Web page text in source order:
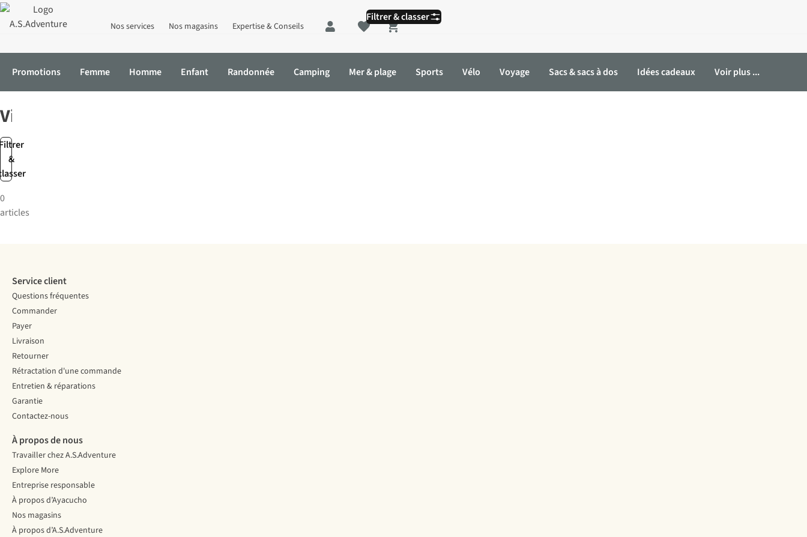
Nos services Nos magasins Expertise & Conseils
Shopping cart
Promotions Femme Homme Enfant Randonnée Camping Mer & plage Sports Vélo Voyage Sacs & sacs à dos Idées cadeaux Voir plus ...
&
Filtrer & classer
Victoria
0
articles
Service client
Questions fréquentes
Commander
Payer
Livraison
Retourner
Rétractation d'une commande
Entretien & réparations
Garantie
Contactez-nous
À propos de nous
Travailler chez A.S.Adventure
Explore More
Entreprise responsable
À propos d’Ayacucho
Nos magasins
À propos d’A.S.Adventure